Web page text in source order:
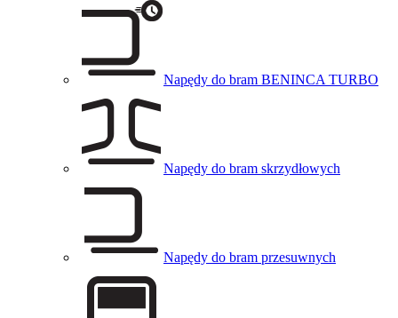
Napędy do bram BENINCA TURBO
Napędy do bram skrzydłowych
Napędy do bram przesuwnych